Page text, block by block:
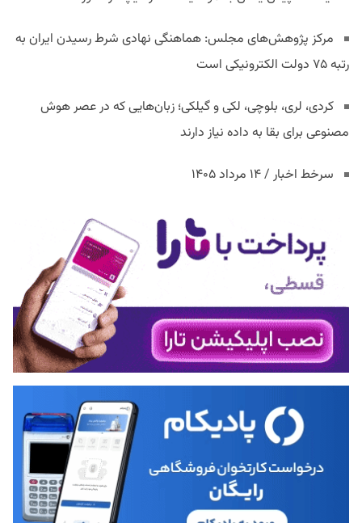
مرکز پژوهش‌های مجلس: هماهنگی نهادی شرط رسیدن ایران به
رتبه ۷۵ دولت الکترونیکی است
کردی، لری، بلوچی، لکی و گیلکی؛ زبان‌هایی که در عصر هوش
مصنوعی برای بقا به داده نیاز دارند
سرخط اخبار / ۱۴ مرداد ۱۴۰۵